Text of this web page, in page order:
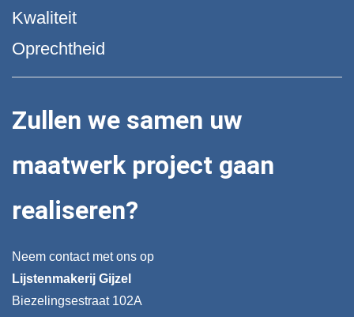
Kwaliteit
Oprechtheid
Zullen we samen uw
maatwerk project gaan
realiseren?
Neem contact met ons op
Lijstenmakerij Gijzel
Biezelingsestraat 102A